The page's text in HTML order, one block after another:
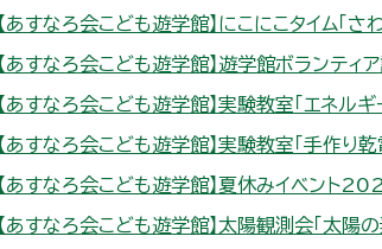
【あすなろ会こども遊学館】にこにこタイム「
【あすなろ会こども遊学館】遊学館ボランティ
【あすなろ会こども遊学館】実験教室「エネルギ
【あすなろ会こども遊学館】実験教室「手作り乾
【あすなろ会こども遊学館】夏休みイベント
【あすなろ会こども遊学館】太陽観測会「太陽